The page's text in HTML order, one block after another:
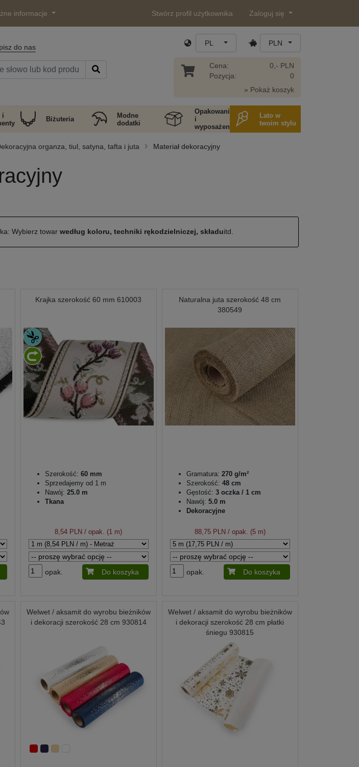
informacje Stwórz profil użytkownika Zaloguj się
do nas PL PLN
Cena:
Pozycja:
0,- PLN
0
» Pokaż koszyk
i
Biżuteria
Modne
dodatki
Opakowania
i
wyposażenie
Lato w
twoim stylu
organza, tiul, satyna, tafta i juta Materiał dekoracyjny
Wybierz towar według koloru, techniki rękodzielniczej, składuitd.
Krajka szerokość 60 mm 610003
Szerokość: 60 mm
Sprzedajemy od 1 m
Nawój: 25.0 m
Tkana
8,54 PLN / opak. (1 m)
opak. Do koszyka
Naturalna juta szerokość 48 cm
380549
Gramatura: 270 g/m²
Szerokość: 48 cm
Gęstość: 3 oczka / 1 cm
Nawój: 5.0 m
Dekoracyjne
88,75 PLN / opak. (5 m)
opak. Do koszyka
Welwet / aksamit do wyrobu bieżników
i dekoracji szerokość 28 cm 930814
Welwet / aksamit do wyrobu bieżników
i dekoracji szerokość 28 cm płatki
śniegu 930815